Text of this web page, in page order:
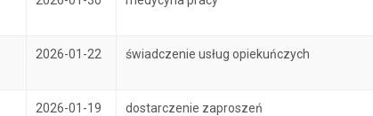
2026-01-22 świadczenie usług opiekuńczych
2026-01-19 dostarczenie zaproszeń